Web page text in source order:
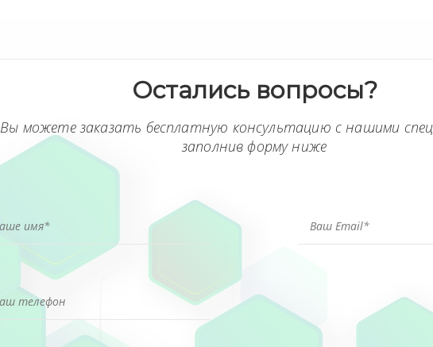
Остались вопросы?
Вы можете заказать бесплатную консультацию с нашими
заполнив форму ниже